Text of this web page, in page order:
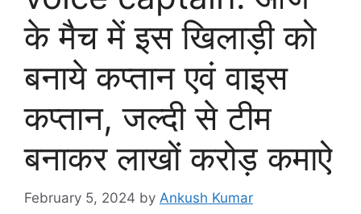
के मैच में इस खिलाड़ी को
बनाये कप्तान एवं वाइस
कप्तान, जल्दी से टीम
बनाकर लाखों करोड़ कमाऐ
February 5, 2024 by Ankush Kumar